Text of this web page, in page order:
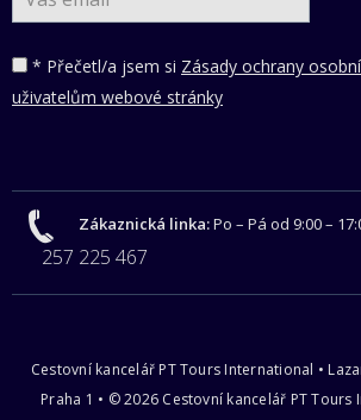
* Přečetl/a jsem si Zásady ochrany
uživatelům webové stránky
Zákaznická linka:Po – Pá od 9:00 –
257 225 467
Cestovní kancelář PT Tours International •
Praha 1 • © 2026 Cestovní kancelář PT